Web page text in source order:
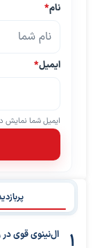
نام*
ایمیل*
ایمیل شما نمایش
ال‌نینوی قوی